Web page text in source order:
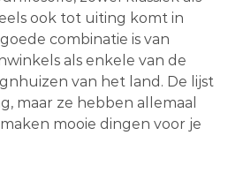
ook tot uiting komt in
combinatie is van
als enkele van de
van het land. De lijst
maar ze hebben allemaal
mooie dingen voor je